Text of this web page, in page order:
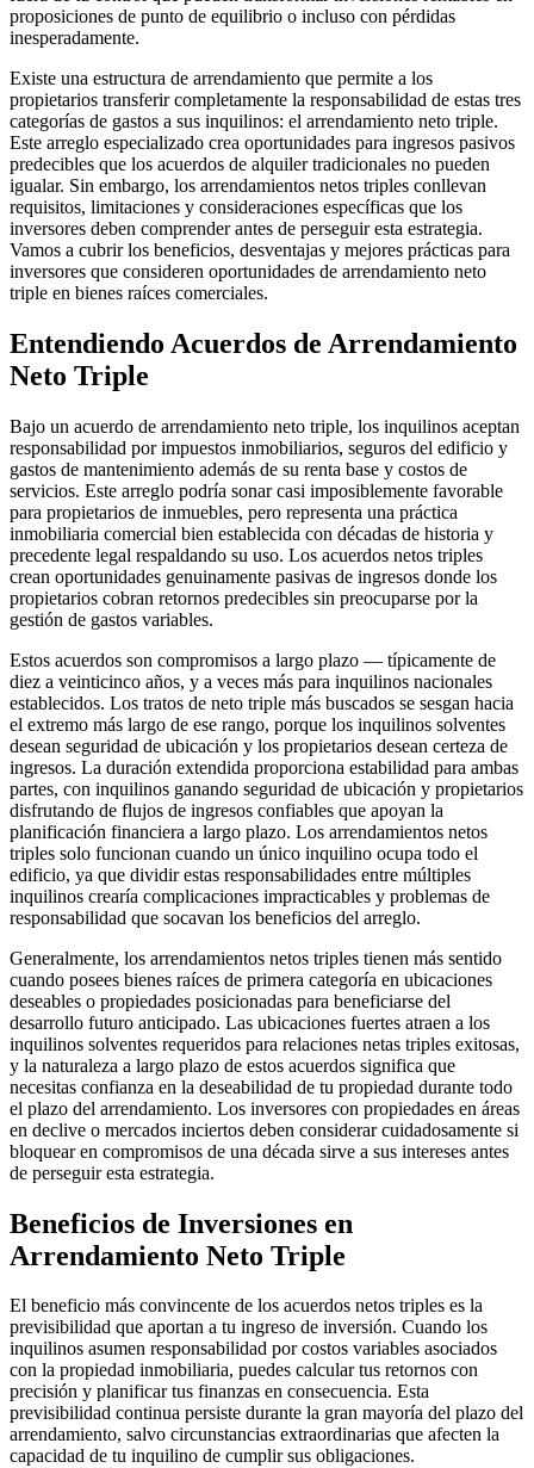
proposiciones de punto de equilibrio o incluso con pérdidas
inesperadamente.
Existe una estructura de arrendamiento que permite a los
propietarios transferir completamente la responsabilidad de estas tres
categorías de gastos a sus inquilinos: el arrendamiento neto triple.
Este arreglo especializado crea oportunidades para ingresos pasivos
predecibles que los acuerdos de alquiler tradicionales no pueden
igualar. Sin embargo, los arrendamientos netos triples conllevan
requisitos, limitaciones y consideraciones específicas que los
inversores deben comprender antes de perseguir esta estrategia.
Vamos a cubrir los beneficios, desventajas y mejores prácticas para
inversores que consideren oportunidades de arrendamiento neto
triple en bienes raíces comerciales.
Entendiendo Acuerdos de Arrendamiento
Neto Triple
Bajo un acuerdo de arrendamiento neto triple, los inquilinos aceptan
responsabilidad por impuestos inmobiliarios, seguros del edificio y
gastos de mantenimiento además de su renta base y costos de
servicios. Este arreglo podría sonar casi imposiblemente favorable
para propietarios de inmuebles, pero representa una práctica
inmobiliaria comercial bien establecida con décadas de historia y
precedente legal respaldando su uso. Los acuerdos netos triples
crean oportunidades genuinamente pasivas de ingresos donde los
propietarios cobran retornos predecibles sin preocuparse por la
gestión de gastos variables.
Estos acuerdos son compromisos a largo plazo — típicamente de
diez a veinticinco años, y a veces más para inquilinos nacionales
establecidos. Los tratos de neto triple más buscados se sesgan hacia
el extremo más largo de ese rango, porque los inquilinos solventes
desean seguridad de ubicación y los propietarios desean certeza de
ingresos. La duración extendida proporciona estabilidad para ambas
partes, con inquilinos ganando seguridad de ubicación y propietarios
disfrutando de flujos de ingresos confiables que apoyan la
planificación financiera a largo plazo. Los arrendamientos netos
triples solo funcionan cuando un único inquilino ocupa todo el
edificio, ya que dividir estas responsabilidades entre múltiples
inquilinos crearía complicaciones impracticables y problemas de
responsabilidad que socavan los beneficios del arreglo.
Generalmente, los arrendamientos netos triples tienen más sentido
cuando posees bienes raíces de primera categoría en ubicaciones
deseables o propiedades posicionadas para beneficiarse del
desarrollo futuro anticipado. Las ubicaciones fuertes atraen a los
inquilinos solventes requeridos para relaciones netas triples exitosas,
y la naturaleza a largo plazo de estos acuerdos significa que
necesitas confianza en la deseabilidad de tu propiedad durante todo
el plazo del arrendamiento. Los inversores con propiedades en áreas
en declive o mercados inciertos deben considerar cuidadosamente si
bloquear en compromisos de una década sirve a sus intereses antes
de perseguir esta estrategia.
Beneficios de Inversiones en
Arrendamiento Neto Triple
El beneficio más convincente de los acuerdos netos triples es la
previsibilidad que aportan a tu ingreso de inversión. Cuando los
inquilinos asumen responsabilidad por costos variables asociados
con la propiedad inmobiliaria, puedes calcular tus retornos con
precisión y planificar tus finanzas en consecuencia. Esta
previsibilidad continua persiste durante la gran mayoría del plazo del
arrendamiento, salvo circunstancias extraordinarias que afecten la
capacidad de tu inquilino de cumplir sus obligaciones.